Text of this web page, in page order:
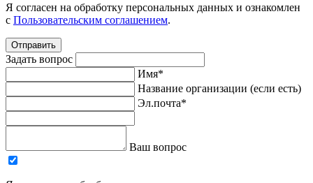
Я согласен на обработку персональных данных и ознакомлен
с Пользовательским соглашением.
Отправить
Задать вопрос
Имя*
Название организации (если есть)
Эл.почта*
Ваш вопрос